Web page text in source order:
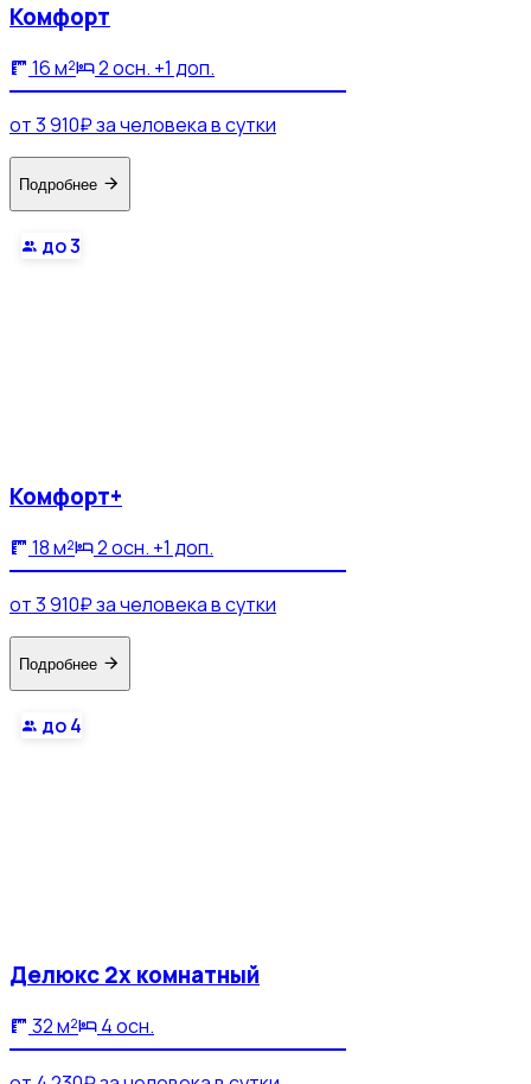
Комфорт
16 м² 2 осн. +1 доп.
от 3 910₽ за человека в сутки
Подробнее
до 3
Комфорт+
18 м² 2 осн. +1 доп.
от 3 910₽ за человека в сутки
Подробнее
до 4
Делюкс 2х комнатный
32 м² 4 осн.